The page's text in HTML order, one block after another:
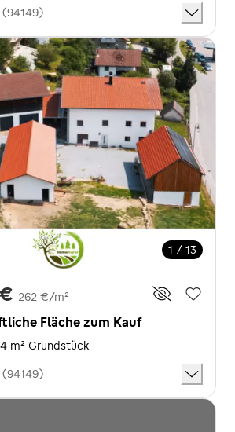
(94149)
1 / 13
262 €/m²
Fläche zum Kauf
m² Grundstück
(94149)